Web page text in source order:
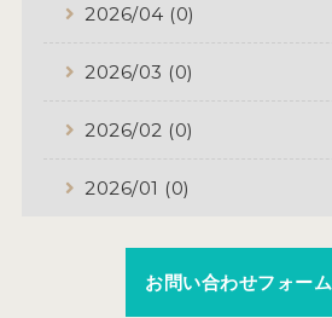
2026/04 (0)
2026/03 (0)
2026/02 (0)
2026/01 (0)
お問い合わせフォーム